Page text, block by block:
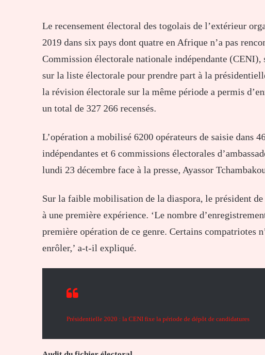
Le recensement électoral des togolais de l’extérieur
2019 dans six pays dont quatre en Afrique n’a pas
Commission électorale nationale indépendante (CENI),
sur la liste électorale pour prendre part à la
la révision électorale sur la même période a permis
un total de 327 266 recensés.
L’opération a mobilisé 6200 opérateurs de saisie dans
indépendantes et 6 commissions électorales
lundi 23 décembre face à la presse, Ayassor
Sur la faible mobilisation de la diaspora, le président
à une première expérience. ‘Le nombre
première opération de ce genre. Certains compatriotes
enrôler,’ a-t-il expliqué.
Présidentielle 2020 : la CENI fixe la période de dépôt de candidatures